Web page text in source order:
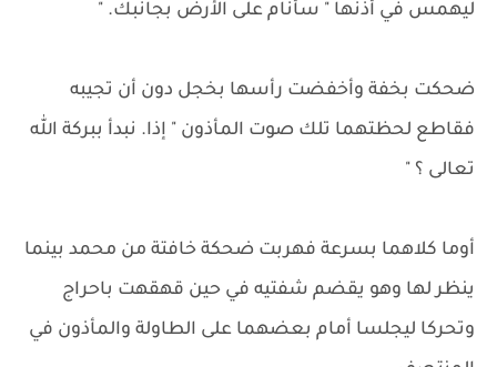
ليهمس في أذنها " سأنام على الأرض بجانبك. "
ضحكت بخفة وأخفضت رأسها بخجل دون أن تجيبه
فقاطع لحظتهما تلك صوت المأذون " إذا. نبدأ ببركة الله
تعالى ؟ "
أوما كلاهما بسرعة فهربت ضحكة خافتة من محمد بينما
ينظر لها وهو يقضم شفتيه في حين قهقهت باحراج
وتحركا ليجلسا أمام بعضهما على الطاولة والمأذون في